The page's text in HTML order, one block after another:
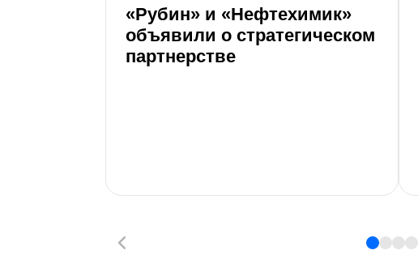
«Рубин» и «Нефтехимик»
объявили о стратегическом
партнерстве